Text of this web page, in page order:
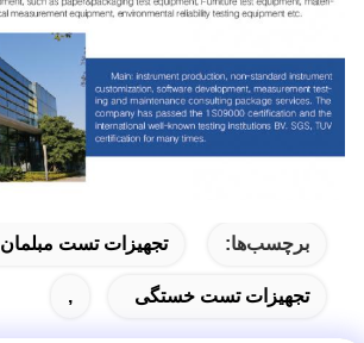
برچسب‌ها: تجهیزات تست مبلمان
تجهیزات تست خستگی ,